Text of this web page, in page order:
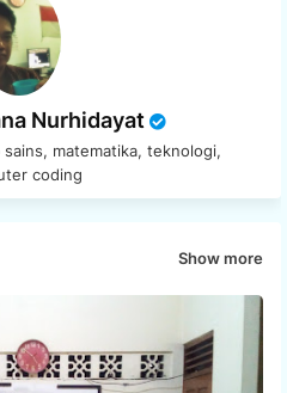
Nurhidayat
matematika, teknologi,
coding
Show more